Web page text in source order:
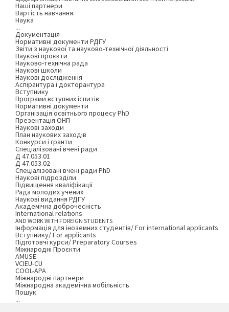
Наші партнери
Вартість навчання.
Наука
...
Документація
Нормативні документи РДГУ
Звіти з наукової та науково-технічної діяльності
Наукові проєкти
Науково-технічна рада
Наукові школи
Наукові дослідження
Аспірантура і докторантура
Вступнику
Програми вступних іспитів
Нормативні документи
Організація освітнього процесу PhD
Презентація ОНП
Наукові заходи
План наукових заходів
Конкурси і гранти
Спеціалізовані вчені ради
Д 47.053.01
Д 47.053.02
Спеціалізовані вчені ради PhD
Наукові підрозділи
Підвищення кваліфікації
Рада молодих учених
Наукові видання РДГУ
Академічна доброчесність
International relations
AND WORK WITH FOREIGN STUDENTS
Інформація для іноземних студентів/ For international applicants
Вступнику/ For applicants
Підготовчі курси/ Preparatory Courses
Міжнародні Проєкти
AMUSE
VCIEU-CU
COOL-APA
Міжнародні партнери
Міжнародна академічна мобільність
Пошук
...